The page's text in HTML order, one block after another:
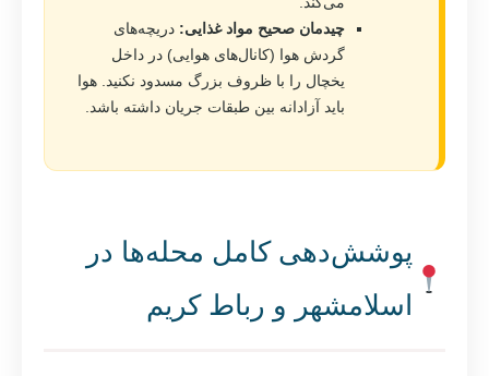
چیدمان صحیح مواد غذایی: دریچه‌های
گردش هوا (کانال‌های هوایی) در داخل
یخچال را با ظروف بزرگ مسدود نکنید. هوا
باید آزادانه بین طبقات جریان داشته باشد.
پوشش‌دهی کامل محله‌ها در
اسلامشهر و رباط کریم